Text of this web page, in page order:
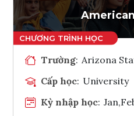
Trường: Arizona
Cấp học: University
Kỳ nhập học: